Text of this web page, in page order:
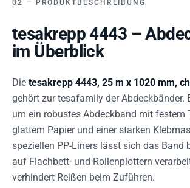
PRODUKTBESCHREIBUNG
tesakrepp 4443 –
im Überblick
Die tesakrepp 4443, 25 m x 1020 mm,
gehört zur tesafamily der Abdeckbänder.
um ein robustes Abdeckband mit festem
glattem Papier und einer starken
speziellen PP-Liners lässt sich das Band
auf Flachbett- und Rollenplottern
verhindert Reißen beim Zuführen.